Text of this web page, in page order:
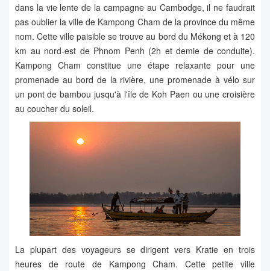
dans la vie lente de la campagne au Cambodge, il ne faudrait
pas oublier la ville de Kampong Cham de la province du même
nom. Cette ville paisible se trouve au bord du Mékong et à 120
km au nord-est de Phnom Penh (2h et demie de conduite).
Kampong Cham constitue une étape relaxante pour une
promenade au bord de la rivière, une promenade à vélo sur
un pont de bambou jusqu'à l'île de Koh Paen ou une croisière
au coucher du soleil.
La plupart des voyageurs se dirigent vers Kratie en trois
heures de route de Kampong Cham. Cette petite ville